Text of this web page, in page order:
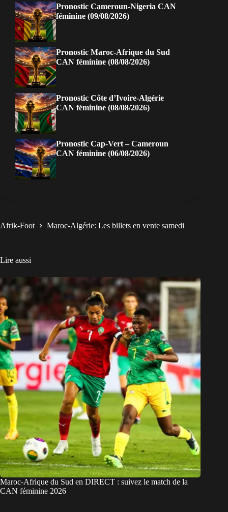
Pronostic Cameroun-Nigeria CAN
féminine (09/08/2026)
Pronostic Maroc-Afrique du Sud
CAN féminine (08/08/2026)
Pronostic Côte d’Ivoire-Algérie
CAN féminine (08/08/2026)
Pronostic Cap-Vert – Cameroun
CAN féminine (06/08/2026)
Afrik-Foot Maroc-Algérie: Les billets en vente samedi
Lire aussi
Maroc-Afrique du Sud en DIRECT : suivez le match de la
CAN féminine 2026